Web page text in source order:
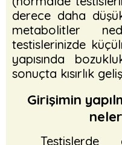
derece daha
metabolitler
testislerinizde
yapısında
sonuçta kısırlık
Girişimin